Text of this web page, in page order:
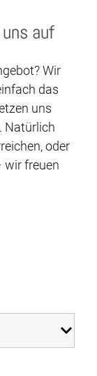
auf
Wir
das
uns
Natürlich
oder
wir freuen